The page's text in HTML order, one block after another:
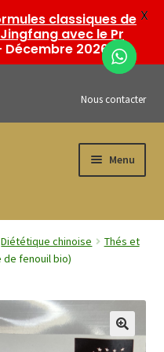
Nous contacter
Menu
le
enfant
Ouvrir
le
menu
Diététique chinoise
Thés et
de fenouil bio)
classiques de
avec le Pr
Décembre 2026
X